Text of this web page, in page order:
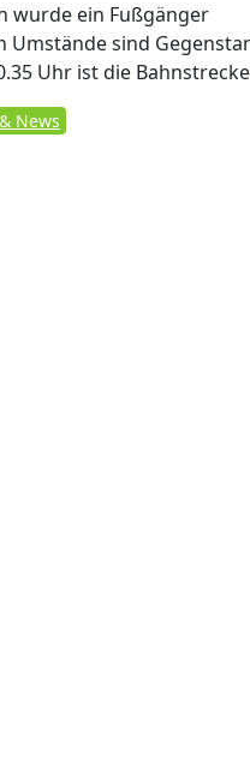
wurde ein Fußgänger
Umstände sind
Uhr ist die
News